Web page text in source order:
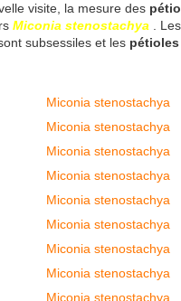
visite, la mesure des
Miconia stenostachya . Les
subsessiles et les pétioles